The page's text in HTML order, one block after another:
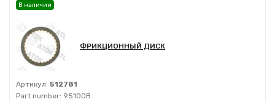
ФРИКЦИОННЫЙ ДИСК
Артикул: 512781
Part number: 95100B
В наличии